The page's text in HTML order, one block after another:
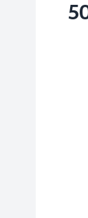
بدون غطاء 4 اونص 50